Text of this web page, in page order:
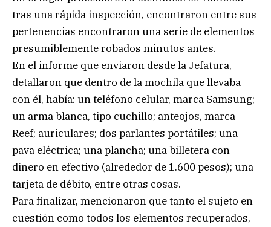
tras una rápida inspección, encontraron entre sus
pertenencias encontraron una serie de elementos
presumiblemente robados minutos antes.
En el informe que enviaron desde la Jefatura,
detallaron que dentro de la mochila que llevaba
con él, había: un teléfono celular, marca Samsung;
un arma blanca, tipo cuchillo; anteojos, marca
Reef; auriculares; dos parlantes portátiles; una
pava eléctrica; una plancha; una billetera con
dinero en efectivo (alrededor de 1.600 pesos); una
tarjeta de débito, entre otras cosas.
Para finalizar, mencionaron que tanto el sujeto en
cuestión como todos los elementos recuperados,